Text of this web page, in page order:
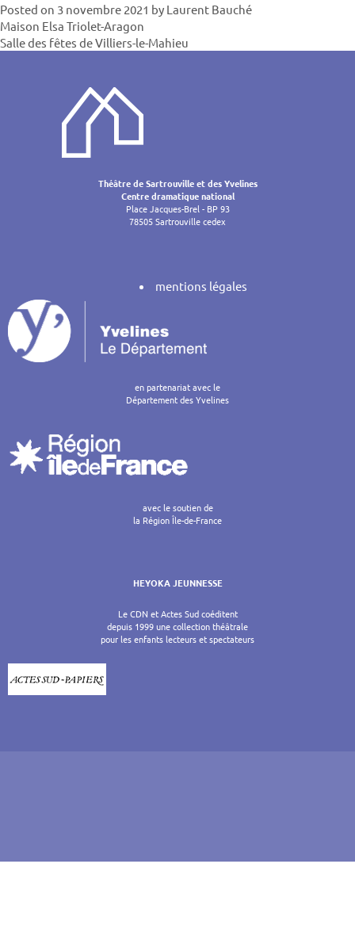
Posted on 3 novembre 2021 by Laurent Bauché
de
l’article
Maison Elsa Triolet-Aragon
Salle des fêtes de Villiers-le-Mahieu
Théâtre de Sartrouville et des Yvelines
Centre dramatique national
Place Jacques-Brel - BP 93
78505 Sartrouville cedex
mentions légales
en partenariat avec le
Département des Yvelines
avec le soutien de
la Région Île-de-France
HEYOKA JEUNNESSE
Le CDN et Actes Sud coéditent
depuis 1999 une collection théâtrale
pour les enfants lecteurs et spectateurs